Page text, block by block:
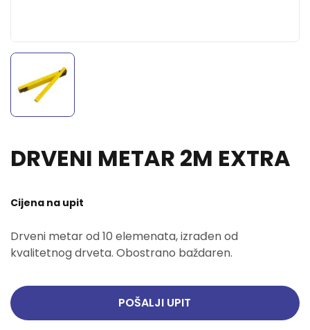
DRVENI METAR 2M EXTRA
Cijena na upit
Drveni metar od 10 elemenata, izrađen od
kvalitetnog drveta. Obostrano baždaren.
POŠALJI UPIT